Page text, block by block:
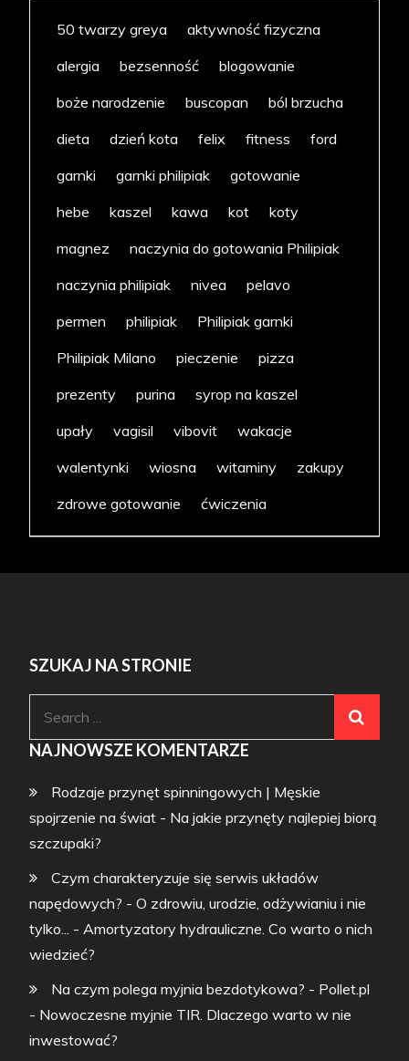
50 twarzy greya
aktywność fizyczna
alergia
bezsenność
blogowanie
boże narodzenie
buscopan
ból brzucha
dieta
dzień kota felix fitness
ford
garnki
garnki philipiak
gotowanie
hebe
kaszel kawa kot
koty
magnez
naczynia do gotowania Philipiak
naczynia philipiak
nivea
pelavo
permen
philipiak
Philipiak garnki
Philipiak Milano
pieczenie
pizza
prezenty
purina
syrop na kaszel
upały
vagisil vibovit
wakacje
walentynki
wiosna witaminy
zakupy
zdrowe gotowanie
ćwiczenia
SZUKAJ NA STRONIE
NAJNOWSZE KOMENTARZE
Rodzaje przynęt spinningowych | Męskie
spojrzenie na świat - Na jakie przynęty najlepiej biorą
szczupaki?
Czym charakteryzuje się serwis układów
napędowych? - O zdrowiu, urodzie, odżywianiu i nie
tylko...
- Amortyzatory hydrauliczne. Co warto o nich
wiedzieć?
Na czym polega myjnia bezdotykowa? - Pollet.pl
- Nowoczesne myjnie TIR. Dlaczego warto w nie
inwestować?